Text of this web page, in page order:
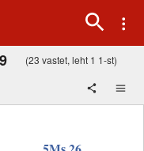
(23 vastet, leht 1 1-st)